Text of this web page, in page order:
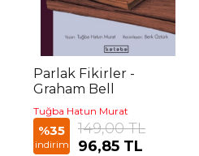
Parlak Fikirler -
Graham Bell
Tuğba Hatun Murat
%35
indirim
149,00 TL
96,85 TL